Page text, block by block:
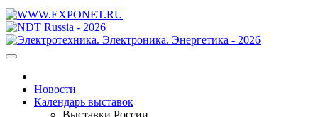
Новости
Календарь выставок
Выставки России